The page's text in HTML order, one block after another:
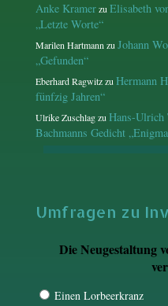
Anke KramerzuElisabeth
„Letzte Worte“
Marilen HartmannzuJohann
„Gefunden“
Eberhard RagwitzzuHermann
fünfzig Jahren“
Ulrike ZuschlagzuHans-Ulrich
Bachmanns Gedicht
Umfragen zu
Die Neugestaltung
Einen Lorbeerkranz